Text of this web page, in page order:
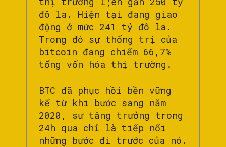
đô la. Hiện tại đang giao
động ở mức 241 tỷ đô la.
Trong đó sự thống trị của
bitcoin đang chiếm 66,7%
tổng vốn hóa thị trường.
BTC đã phục hồi bền vững
kể từ khi bước sang năm
2020, sư tăng trưởng trong
24h qua chỉ là tiếp nối
những bước đi trước của nó.